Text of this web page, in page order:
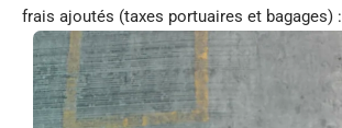
frais ajoutés (taxes portuaires et bagages) :